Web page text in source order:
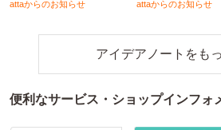
attaからのお知らせ attaからのお知らせ
アイデアノートをも
便利なサービス・ショップインフォ